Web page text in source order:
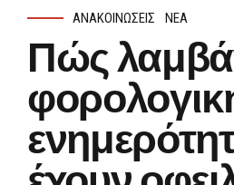
ΑΝΑΚΟΙΝΏΣΕΙΣ ΝΈΑ
Πώς